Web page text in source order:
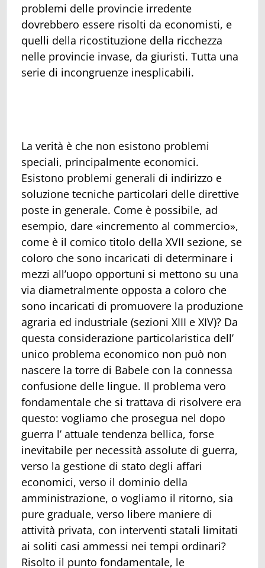
problemi delle provincie irredente
dovrebbero essere risolti da economisti, e
quelli della ricostituzione della ricchezza
nelle provincie invase, da giuristi. Tutta una
serie di incongruenze inesplicabili.
La verità è che non esistono problemi
speciali, principalmente economici.
Esistono problemi generali di indirizzo e
soluzione tecniche particolari delle direttive
poste in generale. Come è possibile, ad
esempio, dare «incremento al commercio»,
come è il comico titolo della XVII sezione, se
coloro che sono incaricati di determinare i
mezzi all’uopo opportuni si mettono su una
via diametralmente opposta a coloro che
sono incaricati di promuovere la produzione
agraria ed industriale (sezioni XIII e XIV)? Da
questa considerazione particolaristica dell’
unico problema economico non può non
nascere la torre di Babele con la connessa
confusione delle lingue. Il problema vero
fondamentale che si trattava di risolvere era
questo: vogliamo che prosegua nel dopo
guerra l’ attuale tendenza bellica, forse
inevitabile per necessità assolute di guerra,
verso la gestione di stato degli affari
economici, verso il dominio della
amministrazione, o vogliamo il ritorno, sia
pure graduale, verso libere maniere di
attività privata, con interventi statali limitati
ai soliti casi ammessi nei tempi ordinari?
Risolto il punto fondamentale, le